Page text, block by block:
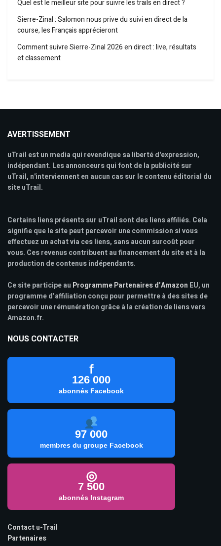
Quel est le meilleur site pour suivre les trails en direct ?
Sierre-Zinal : Salomon nous prive du suivi en direct de la
course, les Français apprécieront
Comment suivre Sierre-Zinal 2026 en direct : live, résultats
et classement
AVERTISSEMENT
uTrail est un media qui revendique sa liberté d'expression,
indépendant. Les annonceurs qui font de la publicité sur
uTrail, n'interviennent en aucun cas sur le contenu éditorial du
site uTrail.
Certains liens présents sur uTrail sont des liens affiliés. Cela
signifie que le site peut percevoir une commission si vous
effectuez un achat via ces liens, sans aucun surcoût pour
vous. Ces revenus contribuent au financement du site et à la
production de contenus indépendants.
Ce site participe au Programme Partenaires d’Amazon EU, un
programme d’affiliation conçu pour permettre à des sites de
percevoir une rémunération grâce à la création de liens vers
Amazon.fr.
NOUS CONTACTER
f
126 000
abonnés Facebook
97 000
membres du groupe Facebook
◎
7 500
abonnés Instagram
Contact u-Trail
Partenaires